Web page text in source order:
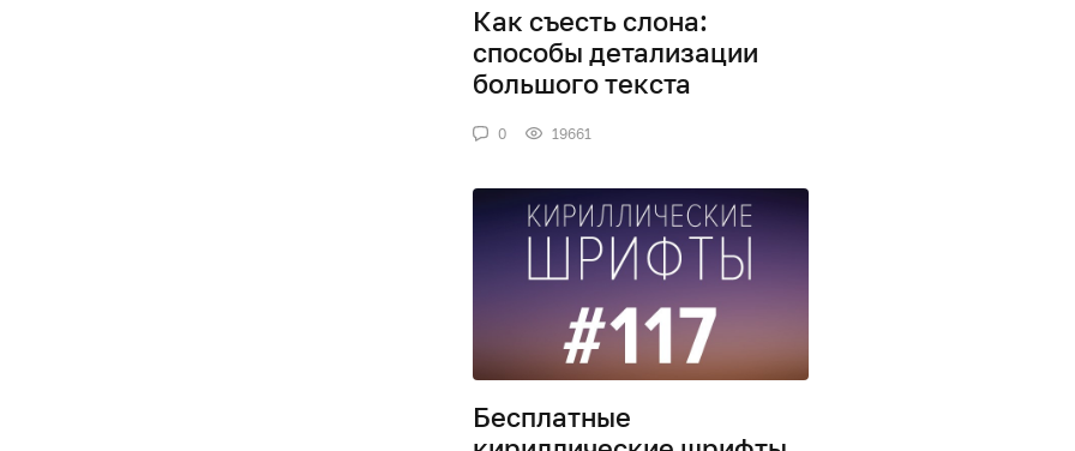
Как съесть слона:
способы детализации
большого текста
0 19661
Бесплатные